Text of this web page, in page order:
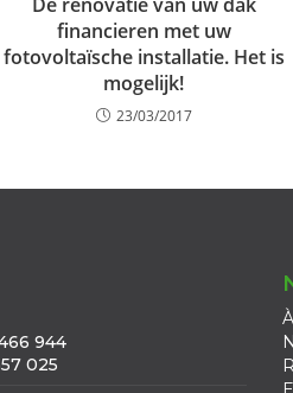
financieren met uw
fotovoltaïsche installatie. Het is
mogelijk!
23/03/2017
944
025